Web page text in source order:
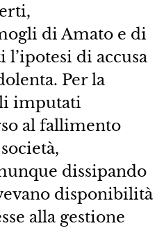
di Amato e di
l’ipotesi di accusa
Per la
imputati
al fallimento
dissipando
disponibilità
alla gestione